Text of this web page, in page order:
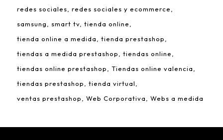
redes sociales
redes sociales y ecommerce
samsung
smart tv tienda online
tienda online a medida
tienda prestashop
tiendas a medida prestashop
tiendas online
tiendas online prestashop
Tiendas online valencia
tiendas prestashop
tienda virtual
ventas prestashop
Web Corporativa Webs a medida